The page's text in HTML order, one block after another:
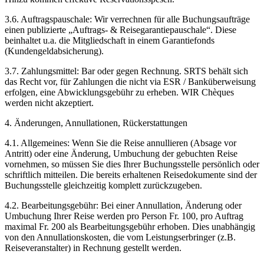
3.6. Auftragspauschale: Wir verrechnen für alle Buchungsaufträge
einen publizierte „Auftrags- & Reisegarantiepauschale“. Diese
beinhaltet u.a. die Mitgliedschaft in einem Garantiefonds
(Kundengeldabsicherung).
3.7. Zahlungsmittel: Bar oder gegen Rechnung. SRTS behält sich
das Recht vor, für Zahlungen die nicht via ESR / Banküberweisung
erfolgen, eine Abwicklungsgebühr zu erheben. WIR Chèques
werden nicht akzeptiert.
4. Änderungen, Annullationen, Rückerstattungen
4.1. Allgemeines: Wenn Sie die Reise annullieren (Absage vor
Antritt) oder eine Änderung, Umbuchung der gebuchten Reise
vornehmen, so müssen Sie dies Ihrer Buchungsstelle persönlich oder
schriftlich mitteilen. Die bereits erhaltenen Reisedokumente sind der
Buchungsstelle gleichzeitig komplett zurückzugeben.
4.2. Bearbeitungsgebühr: Bei einer Annullation, Änderung oder
Umbuchung Ihrer Reise werden pro Person Fr. 100, pro Auftrag
maximal Fr. 200 als Bearbeitungsgebühr erhoben. Dies unabhängig
von den Annullationskosten, die vom Leistungserbringer (z.B.
Reiseveranstalter) in Rechnung gestellt werden.